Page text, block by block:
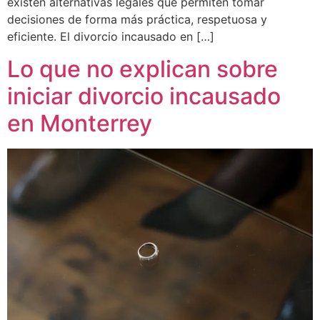
decisiones de forma más práctica, respetuosa y
eficiente. El divorcio incausado en […]
Lo que no explican sobre
iniciar divorcio incausado
en Monterrey